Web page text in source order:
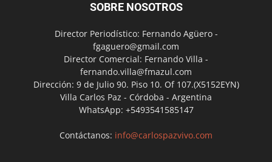
SOBRE NOSOTROS
Director Periodístico: Fernando Agüero -
fgaguero@gmail.com
Director Comercial: Fernando Villa -
fernando.villa@fmazul.com
Dirección: 9 de Julio 90. Piso 10. Of 107.(X5152EYN)
Villa Carlos Paz - Córdoba - Argentina
WhatsApp: +5493541585147
Contáctanos: info@carlospazvivo.com